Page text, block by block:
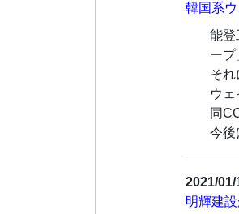
韓国系
能登
ープ
それ
ウ
同
今後
2021/01/
明輝建